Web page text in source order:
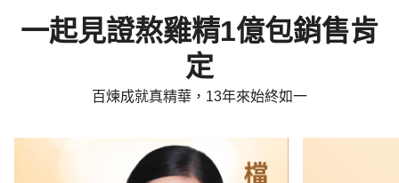
一起見證熬雞精1億包銷售肯
定
百煉成就真精華，13年來始終如一